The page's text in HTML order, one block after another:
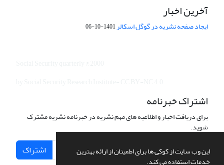
این وب سایت از کوکی ها برای اطمینان از ارائه بهترین
خدمات استفاده می کند.
آخرین اخبار
ایجاد صفحه نشریه در گوگل اسکالر1401-10-06
اشتراک خبرنامه
برای دریافت اخبار و اطلاعیه های مهم نشریه در خبرنامه نشریه مشترک
شوید.
اشتراک